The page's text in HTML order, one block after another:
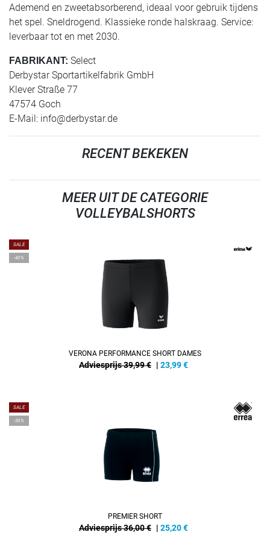
Ademend en zweetabsorberend, ideaal voor gebruik tijdens
het spel. Sneldrogend. Klassieke ronde halskraag. Service:
leverbaar tot en met 2030.
FABRIKANT: Select
Derbystar Sportartikelfabrik GmbH
Klever Straße 77
47574 Goch
E-Mail: info@derbystar.de
RECENT BEKEKEN
MEER UIT DE CATEGORIE
VOLLEYBALSHORTS
SALE
-40%
VERONA PERFORMANCE SHORT DAMES
Adviesprijs 39,99 € | 23,99€
SALE
-30%
PREMIER SHORT
Adviesprijs 36,00 € | 25,20€